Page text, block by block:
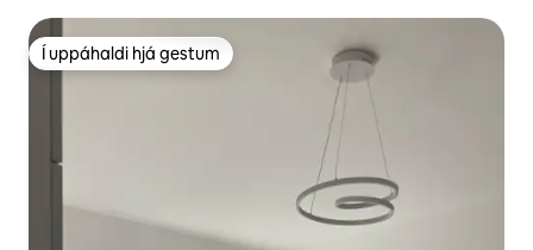
Í uppáhaldi hjá gestum
Í uppáhaldi hjá gestum